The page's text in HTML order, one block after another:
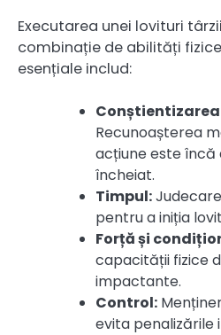
Executarea unei lovituri
combinație de abilități
esențiale includ:
Recunoașterea
acțiune este
încheiat.
Timpul:
pentru a iniția
Forță și
capacității fizice
impactante.
Control:
evita penalizările